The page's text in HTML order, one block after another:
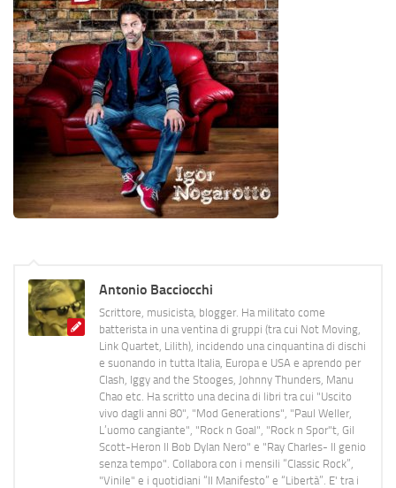
Antonio Bacciocchi
Scrittore, musicista, blogger. Ha militato come
batterista in una ventina di gruppi (tra cui Not Moving,
Link Quartet, Lilith), incidendo una cinquantina di dischi
e suonando in tutta Italia, Europa e USA e aprendo per
Clash, Iggy and the Stooges, Johnny Thunders, Manu
Chao etc. Ha scritto una decina di libri tra cui "Uscito
vivo dagli anni 80", "Mod Generations", "Paul Weller,
L’uomo cangiante", "Rock n Goal", "Rock n Spor"t, Gil
Scott-Heron Il Bob Dylan Nero" e "Ray Charles- Il genio
senza tempo". Collabora con i mensili “Classic Rock”,
"Vinile" e i quotidiani “Il Manifesto” e “Libertà”. E' tra i